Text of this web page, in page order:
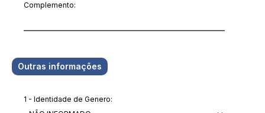
Complemento:
Outras informações
1 - Identidade de Genero: